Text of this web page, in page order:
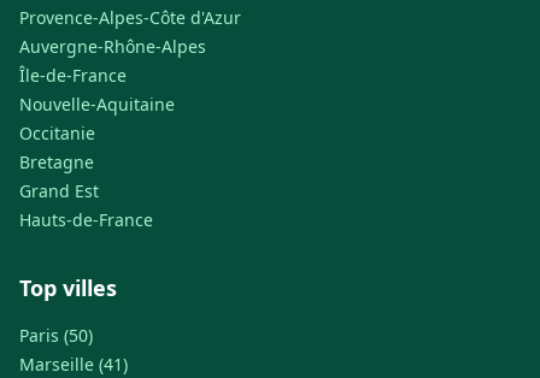
Provence-Alpes-Côte d'Azur
Auvergne-Rhône-Alpes
Île-de-France
Nouvelle-Aquitaine
Occitanie
Bretagne
Grand Est
Hauts-de-France
Top villes
Paris (50)
Marseille (41)